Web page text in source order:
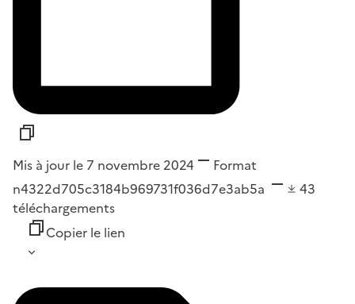
Mis à jour le 7 novembre 2024
Format
n4322d705c3184b969731f036d7e3ab5a
43
téléchargements
Copier le lien